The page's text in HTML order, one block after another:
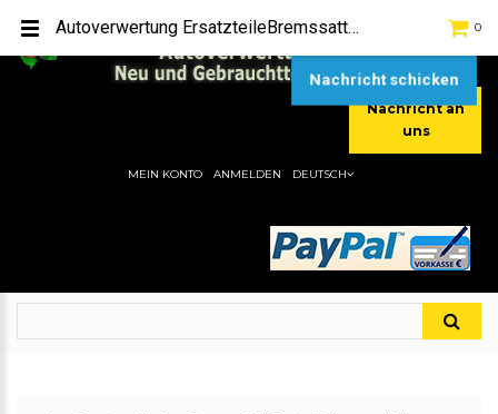
[+49] (0) 2232-5205
[+49] (0) 177 / 4080033
Nachricht an
uns
0
MEIN KONTO ANMELDEN DEUTSCH
Autoverwertung ErsatzteileBremssattel Toyota Yaris vorne links FahrerseiteHier gibt es viele Autoersatzteile, günstigen Preise, gute Qualität
Nachricht schicken